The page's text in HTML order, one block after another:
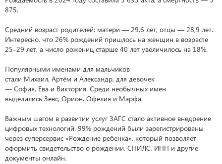
875.
Средний возраст родителей: матери — 29,6 лет, отцы — 28,9 лет.
Интересно, что 26% рождений пришлось на женщин в возрасте
25–29 лет, а число рожениц старше 40 лет увеличилось на 18%.
Популярными именами для мальчиков
стали Михаил, Артём и Александр, для девочек
— София, Ева и Виктория. Среди необычных имен
выделились Зевс, Орион, Офелия и Марфа.
Важным шагом в развитии услуг ЗАГС стало активное внедрение
цифровых технологий. 99% рождений были зарегистрированы
через суперсервис «Рождение ребенка», который позволяет
оформить свидетельство о рождении, СНИЛС, ИНН и другие
документы онлайн.